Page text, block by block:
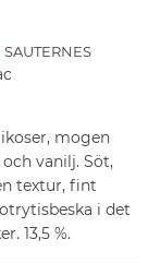
, SAUTERNES
mogen
vanilj. Söt,
textur, fint
i det
13,5 %.